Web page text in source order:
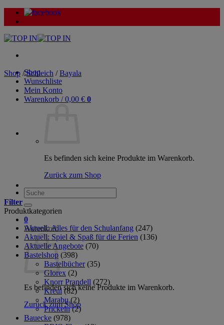
Zum
Inhalt
Shop
Wunschliste
Mein Konto
Warenkorb /0,00 € 0
Es befinden sich keine Produkte im Warenkorb.
Zurück zum Shop
Suche
nach:
0
Warenkorb
Es befinden sich keine Produkte im Warenkorb.
Zurück zum Shop
Shop / Schleich / Bayala
Filter
Produktkategorien
Aktuell: Alles für den Schulanfang (247)
Aktuell: Spiel & Spaß für die Ferien (136)
Aktuelle Angebote (70)
Bastelshop (398)
Bastelbücher (35)
Glorex (2)
Knorr Prandell (272)
Kreul (82)
Marabu (2)
Prickeln (2)
Bauecke (978)